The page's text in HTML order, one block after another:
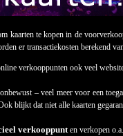
kaarten te kopen in de
er transactiekosten berekend
verkooppunten ook veel
– veel meer voor een
blijkt dat niet alle kaarten
verkooppunten verkopen